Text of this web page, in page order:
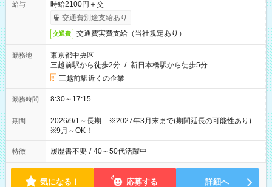
給与
時給2100円＋交
交通費別途支給あり
交通費 交通費実費支給（当社規定あり）
勤務地
東京都中央区
三越前駅から徒歩2分 / 新日本橋駅から徒歩5分
三越前駅近くの企業
勤務時間 8:30～17:15
期間
2026/9/1～長期 ※2027年3月末まで(期間延長の可能性あり)
※9月～OK！
特徴 履歴書不要 / 40～50代活躍中
気になる！ 応募する 詳細へ